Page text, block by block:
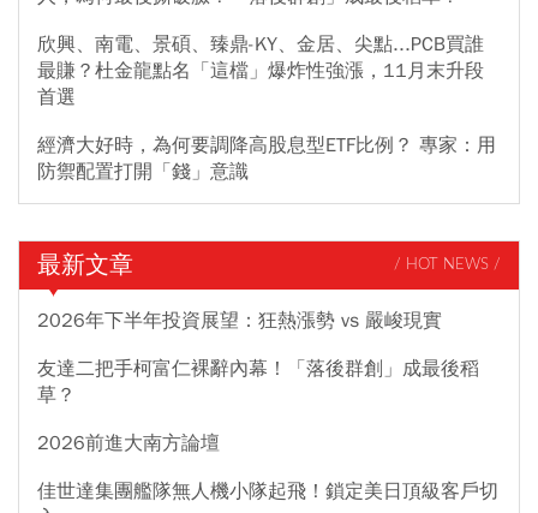
欣興、南電、景碩、臻鼎-KY、金居、尖點...PCB買誰
最賺？杜金龍點名「這檔」爆炸性強漲，11月末升段
首選
經濟大好時，為何要調降高股息型ETF比例？ 專家：用
防禦配置打開「錢」意識
最新文章 / HOT NEWS /
2026年下半年投資展望：狂熱漲勢 vs 嚴峻現實
友達二把手柯富仁裸辭內幕！「落後群創」成最後稻
草？
2026前進大南方論壇
佳世達集團艦隊無人機小隊起飛！鎖定美日頂級客戶切